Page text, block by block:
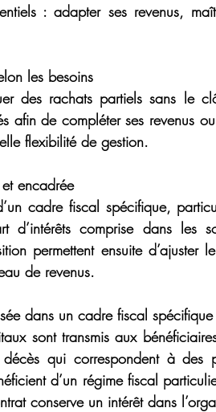
: adapter ses revenus,
les besoins
des rachats partiels sans le
afin de compléter ses revenus
flexibilité de gestion.
encadrée
cadre fiscal spécifique,
comprise dans les
permettent ensuite
de revenus.
dans un cadre fiscal spécifique
sont transmis aux
qui correspondent à des
d’un régime fiscal
conserve un intérêt dans